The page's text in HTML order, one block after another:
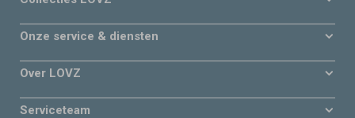
Onze service & diensten
Over LOVZ
Serviceteam